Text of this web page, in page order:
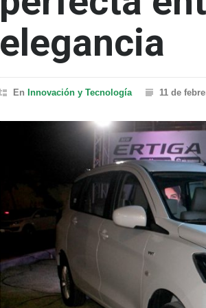
elegancia
En Innovación y Tecnología 11 de